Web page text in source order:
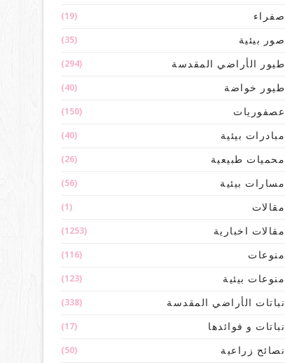
صفراء (19)
صور بيئية (35)
طيور الأراضي المقدسة (294)
طيور خواضة (40)
عصفوريات (150)
مبادرات بيئية (40)
محميات طبيعية (26)
مسارات بيئية (56)
مقالات (1)
مقالات اخبارية (1253)
منوعات (116)
منوعات بيئية (123)
نباتات الأراضي المقدسة (338)
نباتات و فوائدها (17)
نصائح زراعية (50)